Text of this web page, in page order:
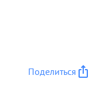
Поделиться